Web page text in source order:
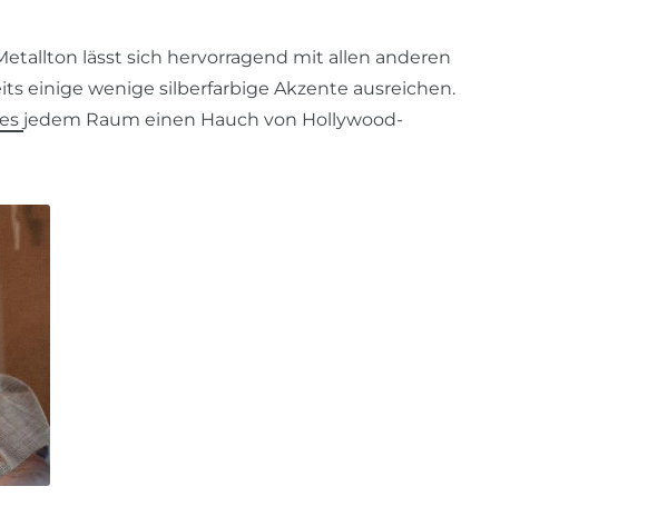
lässt sich hervorragend mit allen anderen
einige wenige silberfarbige Akzente ausreichen.
jedem Raum einen Hauch von Hollywood-